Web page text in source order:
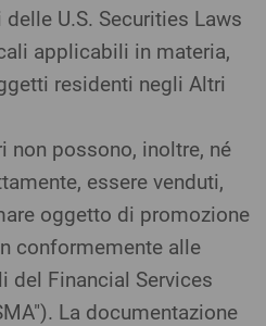
U.S. Securities Laws
applicabili in materia,
residenti negli Altri
non possono, inoltre, né
essere venduti,
oggetto di promozione
conformemente alle
Financial Services
La documentazione